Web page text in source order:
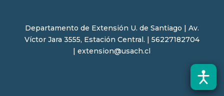
Departamento de Extensión U. de Santiago | Av.
Víctor Jara 3555, Estación Central. | 56227182704
| extension@usach.cl